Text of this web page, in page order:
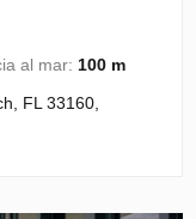
al mar: 100 m
FL 33160,